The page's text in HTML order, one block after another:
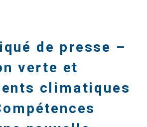
de presse –
verte et
climatiques